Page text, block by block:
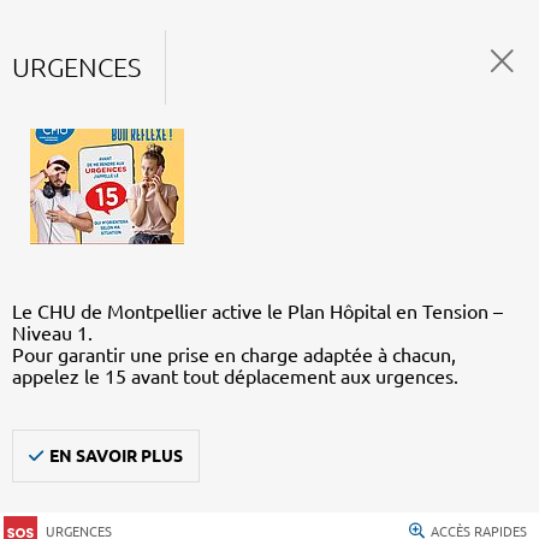
URGENCES
Le CHU de Montpellier active le Plan Hôpital en Tension –
Niveau 1.
Pour garantir une prise en charge adaptée à chacun,
appelez le 15 avant tout déplacement aux urgences.
EN SAVOIR PLUS
URGENCES ACCÈS RAPIDES